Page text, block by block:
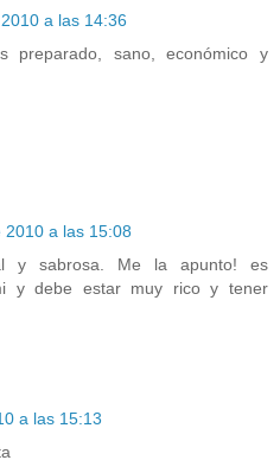
a las 14:36
preparado, sano, económico y
2010 a las 15:08
y sabrosa. Me la apunto! es
y debe estar muy rico y tener
a las 15:13